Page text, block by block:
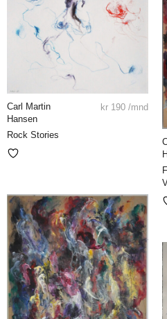
Carl Martin
Hansen
Rock Stories
kr 190 /mnd